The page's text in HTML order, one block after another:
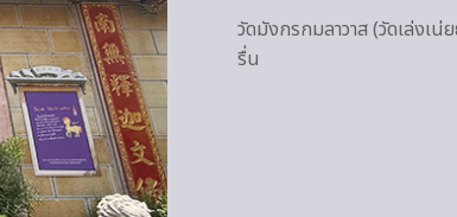
วัดมังกรกมลาวาส (วัดเล่งเน่
รื่น